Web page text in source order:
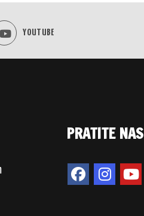
YOUTUBE
PRATITE NAS